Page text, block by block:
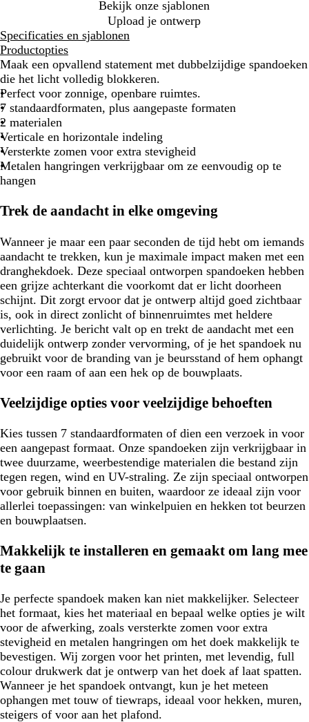
Bekijk onze sjablonen
Upload je ontwerp
Specificaties en sjablonen
Productopties
Maak een opvallend statement met dubbelzijdige spandoeken
die het licht volledig blokkeren.
Perfect voor zonnige, openbare ruimtes.
7 standaardformaten, plus aangepaste formaten
2 materialen
Verticale en horizontale indeling
Versterkte zomen voor extra stevigheid
Metalen hangringen verkrijgbaar om ze eenvoudig op te
hangen
Trek de aandacht in elke omgeving
Wanneer je maar een paar seconden de tijd hebt om iemands
aandacht te trekken, kun je maximale impact maken met een
dranghekdoek. Deze speciaal ontworpen spandoeken hebben
een grijze achterkant die voorkomt dat er licht doorheen
schijnt. Dit zorgt ervoor dat je ontwerp altijd goed zichtbaar
is, ook in direct zonlicht of binnenruimtes met heldere
verlichting. Je bericht valt op en trekt de aandacht met een
duidelijk ontwerp zonder vervorming, of je het spandoek nu
gebruikt voor de branding van je beursstand of hem ophangt
voor een raam of aan een hek op de bouwplaats.
Veelzijdige opties voor veelzijdige behoeften
Kies tussen 7 standaardformaten of dien een verzoek in voor
een aangepast formaat. Onze spandoeken zijn verkrijgbaar in
twee duurzame, weerbestendige materialen die bestand zijn
tegen regen, wind en UV-straling. Ze zijn speciaal ontworpen
voor gebruik binnen en buiten, waardoor ze ideaal zijn voor
allerlei toepassingen: van winkelpuien en hekken tot beurzen
en bouwplaatsen.
Makkelijk te installeren en gemaakt om lang mee
te gaan
Je perfecte spandoek maken kan niet makkelijker. Selecteer
het formaat, kies het materiaal en bepaal welke opties je wilt
voor de afwerking, zoals versterkte zomen voor extra
stevigheid en metalen hangringen om het doek makkelijk te
bevestigen. Wij zorgen voor het printen, met levendig, full
colour drukwerk dat je ontwerp van het doek af laat spatten.
Wanneer je het spandoek ontvangt, kun je het meteen
ophangen met touw of tiewraps, ideaal voor hekken, muren,
steigers of voor aan het plafond.